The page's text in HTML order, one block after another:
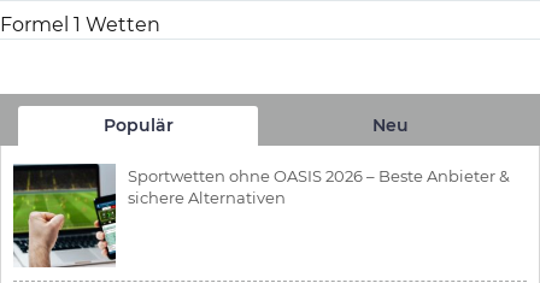
Formel 1 Wetten
Populär Neu
Sportwetten ohne OASIS 2026 – Beste Anbieter &
sichere Alternativen